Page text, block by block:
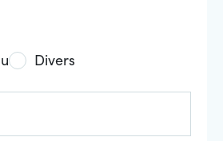
Divers